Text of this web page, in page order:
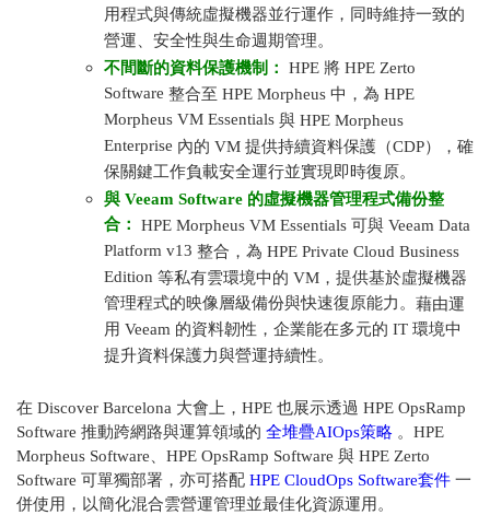
用程式與傳統虛擬機器並行運作，同時維持一致的
營運、安全性與生命週期管理。
不間斷的資料保護機制： HPE 將 HPE Zerto
Software 整合至 HPE Morpheus 中，為 HPE
Morpheus VM Essentials 與 HPE Morpheus
Enterprise 內的 VM 提供持續資料保護（CDP），確
保關鍵工作負載安全運行並實現即時復原。
與 Veeam Software 的虛擬機器管理程式備份整
合： HPE Morpheus VM Essentials 可與 Veeam Data
Platform v13 整合，為 HPE Private Cloud Business
Edition 等私有雲環境中的 VM ，提供基於虛擬機器
管理程式的映像層級備份與快速復原能力。 藉由運
用 Veeam 的資料韌性，企業能在多元的 IT 環境中
提升資料保護力與營運持續性。
在 Discover Barcelona 大會上， HPE 也展示透過 HPE OpsRamp
Software 推動跨網路與運算領域的 全堆疊AIOps策略 。 HPE
Morpheus Software、 HPE OpsRamp Software 與 HPE Zerto
Software 可單獨部署，亦可搭配 HPE CloudOps Software套件 一
併使用，以簡化混合雲營運管理並最佳化資源運用。